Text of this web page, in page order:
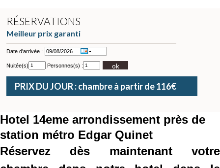
RÉSERVATIONS
Meilleur prix garanti
Date d'arrivée :
Nuitée(s) Personnes(s) : ok
PRIX DU JOUR : chambre à partir de 116€
Hotel 14eme arrondissement près de
station métro Edgar Quinet
Réservez dès maintenant votre